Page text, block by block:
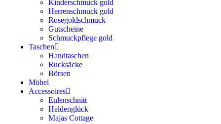
Kinderschmuck gold
Herrenschmuck gold
Rosegoldschmuck
Gutscheine
Schmuckpflege gold
Taschen
Handtaschen
Rucksäcke
Börsen
Möbel
Accessoires
Eulenschnitt
Heldenglück
Majas Cottage